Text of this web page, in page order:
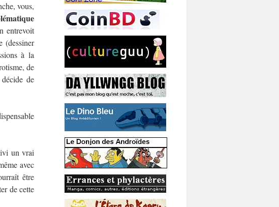
vous,
entrevoit
(dessiner
à la
de
de
un vrai
avec
être
de cette